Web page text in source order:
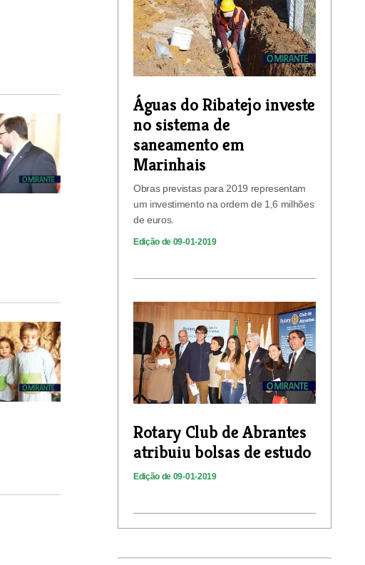
Águas do Ribatejo investe
no sistema de
saneamento em
Marinhais
Obras previstas para 2019 representam
um investimento na ordem de 1,6 milhões
de euros.
Edição de 09-01-2019
Rotary Club de Abrantes
atribuiu bolsas de estudo
Edição de 09-01-2019